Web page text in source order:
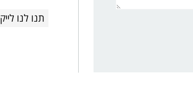
תנו לנו לייק